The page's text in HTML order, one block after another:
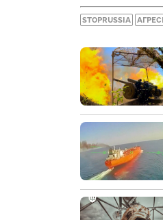
STOPRUSSIA